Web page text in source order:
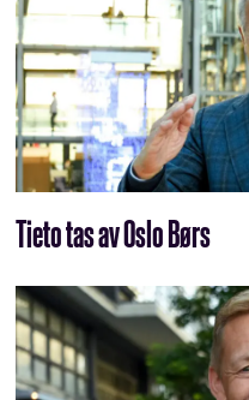
Tieto tas av Oslo Børs